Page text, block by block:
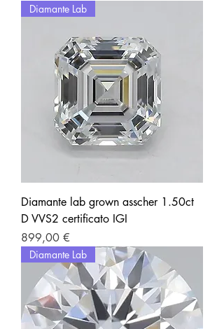
Diamante Lab
Diamante lab grown asscher 1.50ct
D VVS2 certificato IGI
Prezzo
899,00 €
Diamante Lab